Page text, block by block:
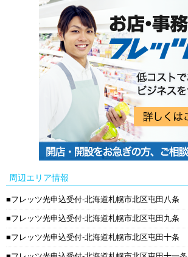
周辺エリア情報
フレッツ光申込受付-北海道札幌市北区屯田八条
フレッツ光申込受付-北海道札幌市北区屯田九条
フレッツ光申込受付-北海道札幌市北区屯田十条